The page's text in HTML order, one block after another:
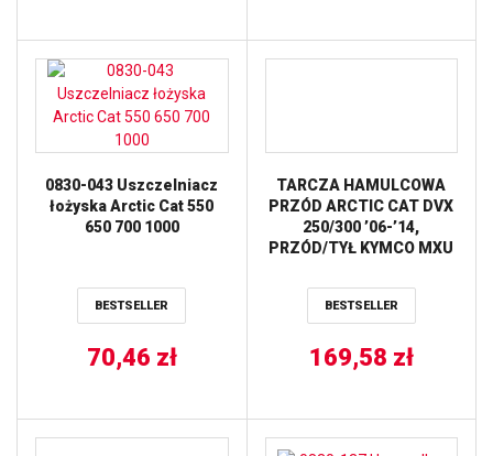
0830-043 Uszczelniacz
łożyska Arctic Cat 550
650 700 1000
BESTSELLER
70,46 zł
TARCZA HAMULCOWA
PRZÓD ARCTIC CAT DVX
250/300 ’06-’14,
PRZÓD/TYŁ KYMCO MXU
(3X10,5MM) WAVE NG
BESTSELLER
169,58 zł